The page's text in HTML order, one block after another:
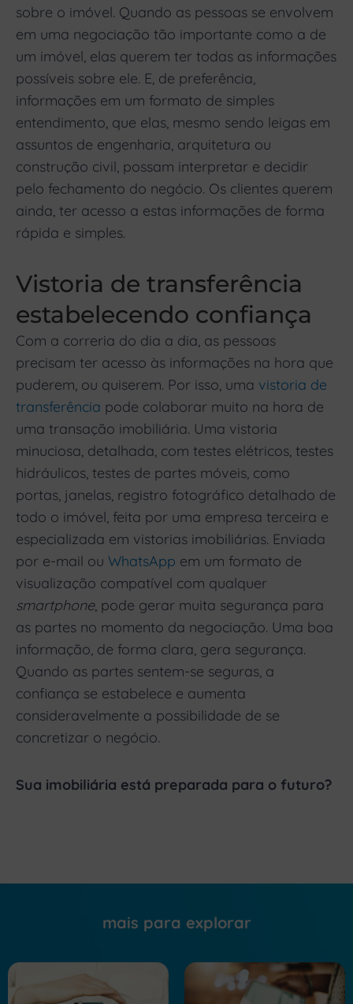
sobre o imóvel. Quando as pessoas se envolvem
em uma negociação tão importante como a de
um imóvel, elas querem ter todas as informações
possíveis sobre ele. E, de preferência,
informações em um formato de simples
entendimento, que elas, mesmo sendo leigas em
assuntos de engenharia, arquitetura ou
construção civil, possam interpretar e decidir
pelo fechamento do negócio. Os clientes querem
ainda, ter acesso a estas informações de forma
rápida e simples.
Vistoria de transferência
estabelecendo confiança
Com a correria do dia a dia, as pessoas
precisam ter acesso às informações na hora que
puderem, ou quiserem. Por isso, uma vistoria de
transferência pode colaborar muito na hora de
uma transação imobiliária. Uma vistoria
minuciosa, detalhada, com testes elétricos, testes
hidráulicos, testes de partes móveis, como
portas, janelas, registro fotográfico detalhado de
todo o imóvel, feita por uma empresa terceira e
especializada em vistorias imobiliárias. Enviada
por e-mail ou WhatsApp em um formato de
visualização compatível com qualquer
smartphone, pode gerar muita segurança para
as partes no momento da negociação. Uma boa
informação, de forma clara, gera segurança.
Quando as partes sentem-se seguras, a
confiança se estabelece e aumenta
consideravelmente a possibilidade de se
concretizar o negócio.
Sua imobiliária está preparada para o futuro?
mais para explorar